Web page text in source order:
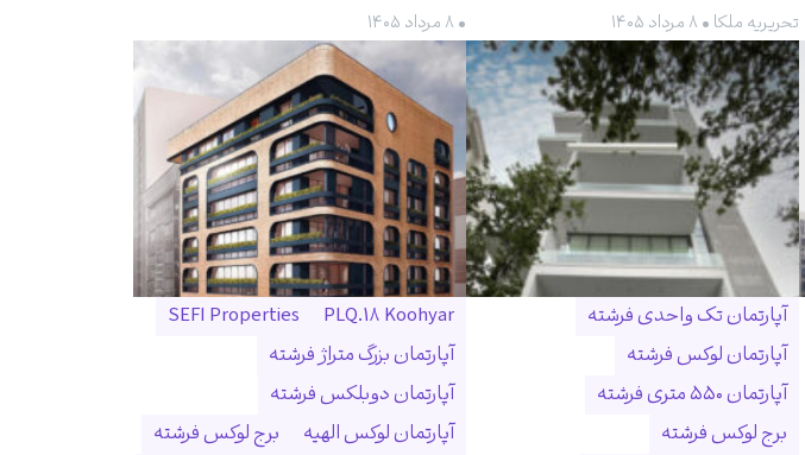
تحریریه ملکا • ۸ مرداد ۱۴۰۵ • ۸ مرداد ۱۴۰۵
آپارتمان تک واحدی فرشته
آپارتمان لوکس فرشته
آپارتمان ۵۵۰ متری فرشته
برج لوکس فرشته
PLQ.18 Koohyar
SEFI Properties
آپارتمان بزرگ متراژ فرشته
آپارتمان دوبلکس فرشته
آپارتمان لوکس الهیه
برج لوکس فرشته